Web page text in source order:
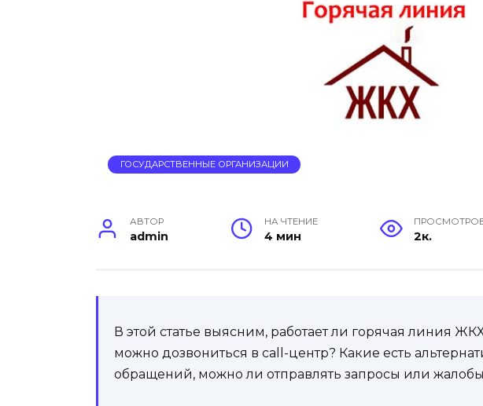
ГОСУДАРСТВЕННЫЕ ОРГАНИЗАЦИИ
АВТОР
admin
НА ЧТЕНИЕ
4 мин 2к.
В этой статье выясним, работает ли горячая линия
можно дозвониться в call-центр? Какие есть
обращений, можно ли отправлять запросы или